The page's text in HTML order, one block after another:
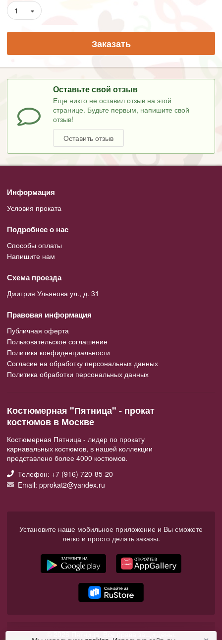
1
Заказать
Оставьте свой отзыв
Еще никто не оставил отзыв на этой
странице. Будьте первым, напишите свой
отзыв!
Оставить отзыв
Информация
Условия проката
Подробнее о нас
Способы оплаты
Напишите нам
Схема проезда
Дмитрия Ульянова ул., д. 31
Правовая информация
Публичная оферта
Пользовательское соглашение
Политика конфиденциальности
Согласие на обработку персональных данных
Политика обработки персональных данных
Костюмерная "Пятница" - прокат
костюмов в Москве
Костюмерная Пятница - лидер по прокату
карнавальных костюмов, в нашей коллекции
представлено более 4000 костюмов.
Телефон: +7 (916) 720-85-20
Email: pprokat2@yandex.ru
Установите наше мобильное приложение и Вы сможете
легко и просто делать заказы.
© 2026 Пятница. Все права защищены.